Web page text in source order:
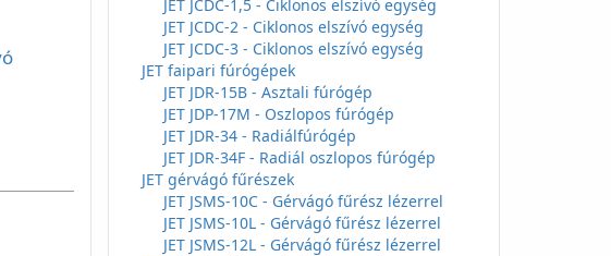
JET JCDC-1,5 - Ciklonos elszívó egység
JET JCDC-2 - Ciklonos elszívó egység
JET JCDC-3 - Ciklonos elszívó egység
JET faipari fúrógépek
JET JDR-15B - Asztali fúrógép
JET JDP-17M - Oszlopos fúrógép
JET JDR-34 - Radiálfúrógép
JET JDR-34F - Radiál oszlopos fúrógép
JET gérvágó fűrészek
JET JSMS-10C - Gérvágó fűrész lézerrel
JET JSMS-10L - Gérvágó fűrész lézerrel
JET JSMS-12L - Gérvágó fűrész lézerrel